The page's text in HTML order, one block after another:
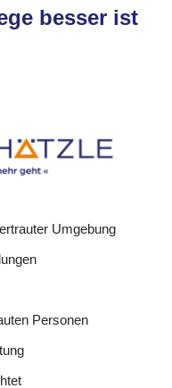
besser ist
Umgebung
Personen